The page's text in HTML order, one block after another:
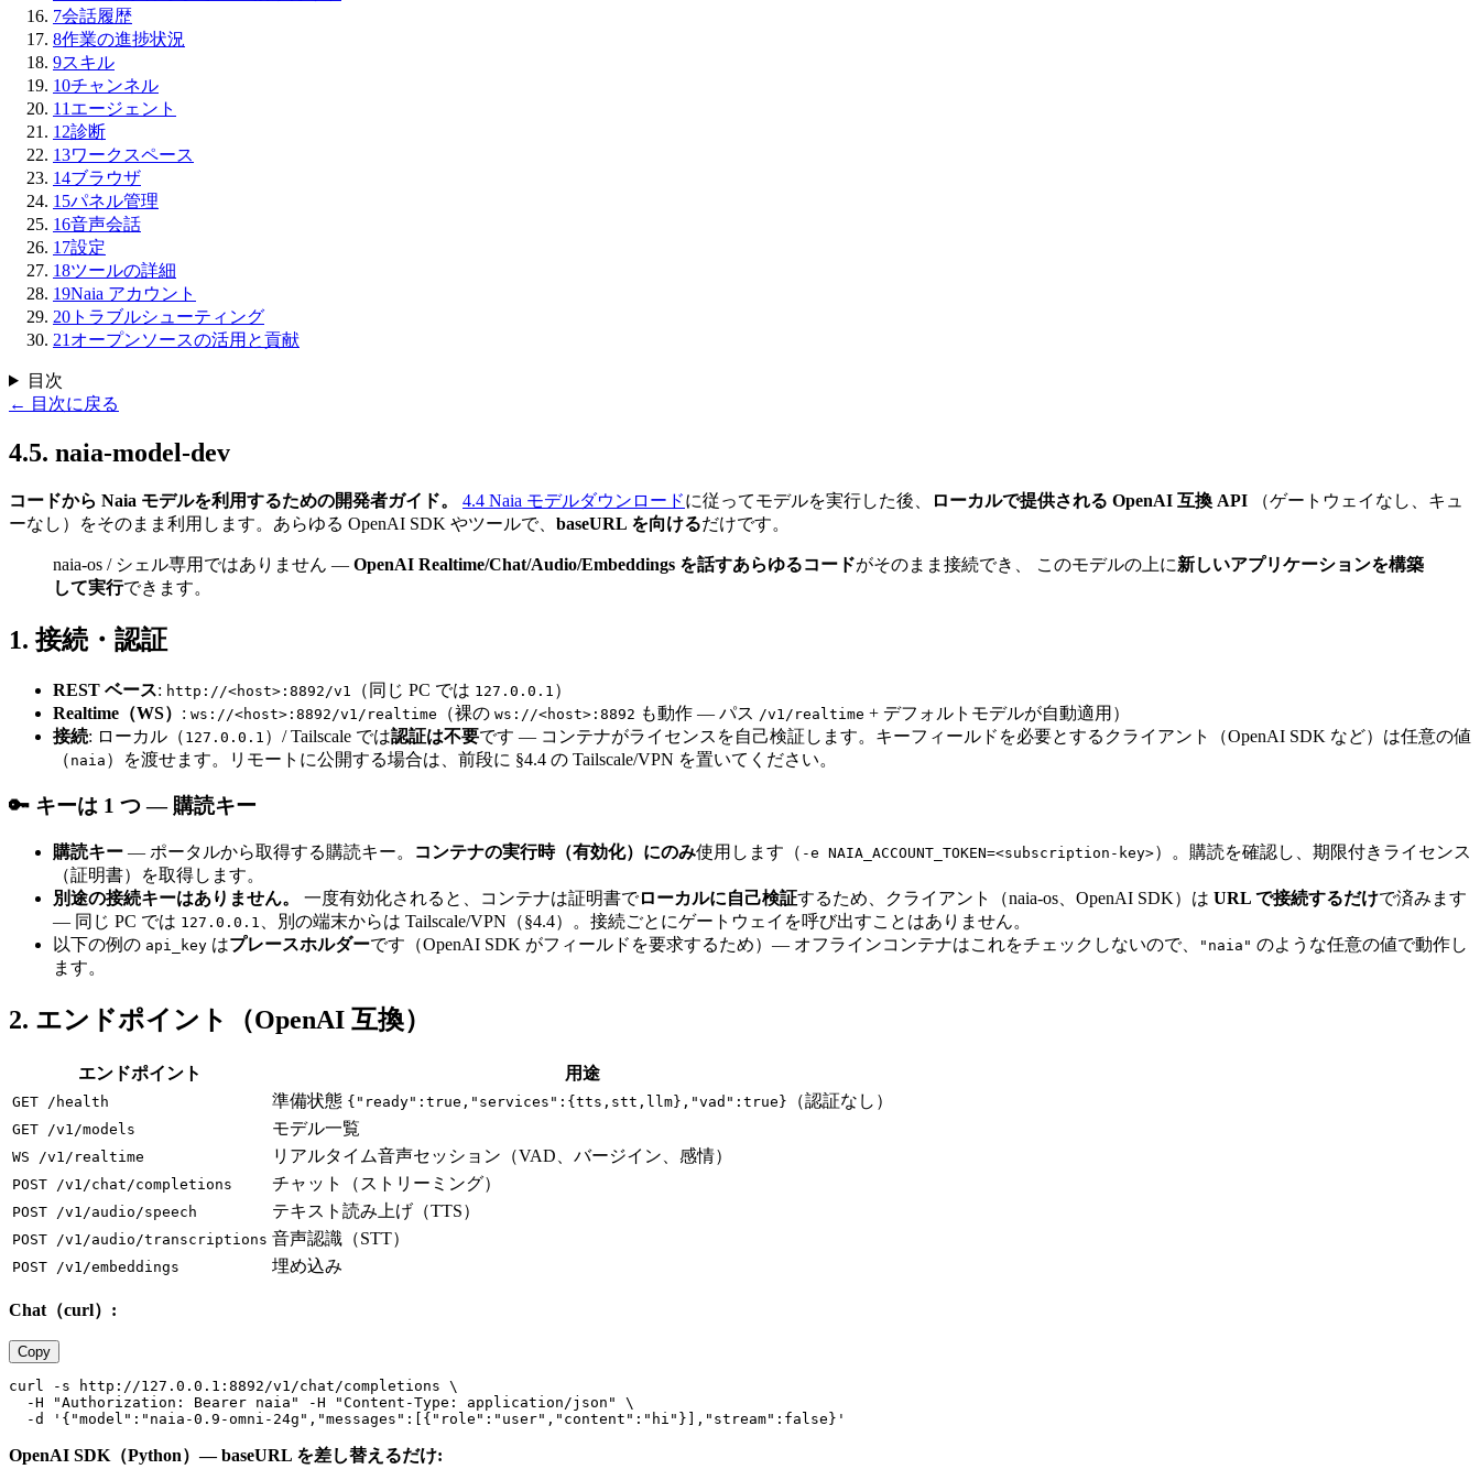
7会話履歴
8作業の進捗状況
9スキル
10チャンネル
11 エージェント
12診断
13ワークスペース
14ブラウザ
15パネル管理
16音声会話
17設定
18ツールの詳細
19Naia アカウント
20 トラブルシューティング
21 オープンソースの活用と貢献
目次
← 目次に戻る
4.5. naia-model-dev
コードから Naia モデルを利用するための開発者ガイド。 4.4 Naia モデルダウンロードに従ってモデルを実行した後、 ローカルで提供される OpenAI 互換 API （ゲートウェイなし、キュ
ーなし）をそのまま利用します。あらゆる OpenAI SDK やツールで、 baseURL を向けるだけです。
naia-os / シェル専用ではありません — OpenAI Realtime/Chat/Audio/Embeddings を話すあらゆるコードがそのまま接続でき、 このモデルの上に新しいアプリケーションを構築
して実行できます。
1. 接続・認証
REST ベース: http://<host>:8892/v1 （同じ PC では 127.0.0.1 ）
Realtime（WS） : ws://<host>:8892/v1/realtime （裸の ws://<host>:8892 も動作 — パス /v1/realtime + デフォルトモデルが自動適用）
接続: ローカル（ 127.0.0.1 ）/ Tailscale では認証は不要です — コンテナがライセンスを自己検証します。キーフィールドを必要とするクライアント（OpenAI SDK など）は任意の値
（ naia ）を渡せます。リモートに公開する場合は、前段に §4.4 の Tailscale/VPN を置いてください。
🔑 キーは 1 つ — 購読キー
購読キー — ポータルから取得する購読キー。 コンテナの実行時（有効化）にのみ使用します（ -e NAIA_ACCOUNT_TOKEN=<subscription-key>）。購読を確認し、期限付きライセンス
（証明書）を取得します。
別途の接続キーはありません。
一度有効化されると、コンテナは証明書でローカルに自己検証するため、クライアント（naia-os、OpenAI SDK）は URL で接続するだけで済みます
— 同じ PC では 127.0.0.1
、別の端末からは Tailscale/VPN（§4.4）。接続ごとにゲートウェイを呼び出すことはありません。
以下の例の api_key はプレースホルダーです（OpenAI SDK がフィールドを要求するため）— オフラインコンテナはこれをチェックしないので、 "naia" のような任意の値で動作し
ます。
2. エンドポイント（OpenAI 互換）
エンドポイント 用途
GET /health 準備状態 {"ready":true,"services":{tts,stt,llm},"vad":true} （認証なし）
GET /v1/models モデル一覧
WS /v1/realtime リアルタイム音声セッション（VAD、バージイン、感情）
POST /v1/chat/completions チャット（ストリーミング）
POST /v1/audio/speech テキスト読み上げ（TTS）
POST /v1/audio/transcriptions 音声認識（STT）
POST /v1/embeddings 埋め込み
Chat（curl）:
Copy
curl -s http://127.0.0.1:8892/v1/chat/completions \
  -H "Authorization: Bearer naia" -H "Content-Type: application/json" \
OpenAI SDK（Python）— baseURL を差し替えるだけ: